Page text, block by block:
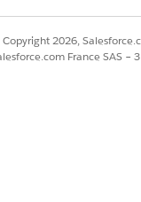
2026,
France SAS –